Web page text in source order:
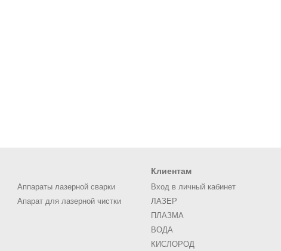
Аппараты лазерной сварки
Апарат для лазерной чистки
Клиентам
Вход в личный кабинет
ЛАЗЕР
ПЛАЗМА
ВОДА
КИСЛОРОД